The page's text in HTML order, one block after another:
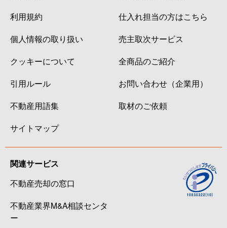
利用規約
個人情報の取り扱い
クッキーについて
引用ルール
不動産用語集
サイトマップ
仕入れ担当の方はこちら
売主取次サービス
全商品のご紹介
お問い合わせ（企業用）
取材のご依頼
関連サービス
不動産売却の窓口
不動産業界M&A相談センタ
ー